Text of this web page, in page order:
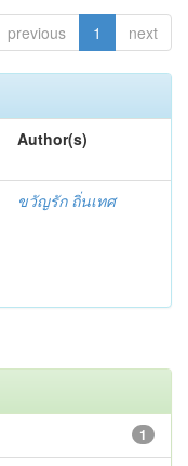
previous 1 next
Author(s)
ขวัญรัก ถิ่นเทศ
1